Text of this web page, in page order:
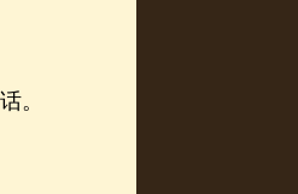
。